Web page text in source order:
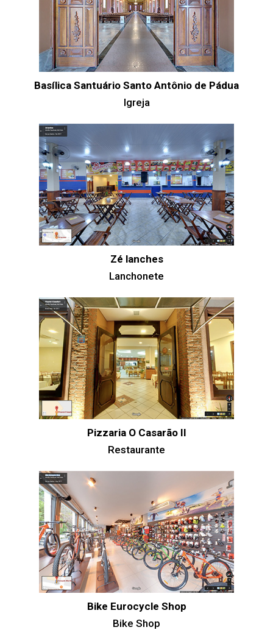
Basílica Santuário Santo Antônio de Pádua
Igreja
Zé lanches
Lanchonete
Pizzaria O Casarão II
Restaurante
Bike Eurocycle Shop
Bike Shop